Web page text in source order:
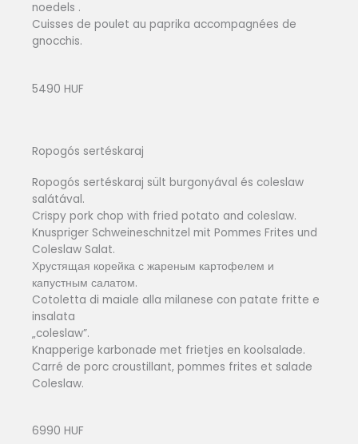
noedels .
Cuisses de poulet au paprika accompagnées de
gnocchis.
5490 HUF
Ropogós sertéskaraj
Ropogós sertéskaraj sült burgonyával és coleslaw
salátával.
Crispy pork chop with fried potato and coleslaw.
Knuspriger Schweineschnitzel mit Pommes Frites und
Coleslaw Salat.
Хрустящая корейка с жареным картофелем и
капустным салатом.
Cotoletta di maiale alla milanese con patate fritte e
insalata
„coleslaw”.
Knapperige karbonade met frietjes en koolsalade.
Carré de porc croustillant, pommes frites et salade
Coleslaw.
6990 HUF